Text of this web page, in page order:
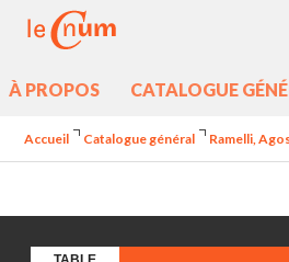
À PROPOS CATALOGUE
Accueil Catalogue général Ramelli,